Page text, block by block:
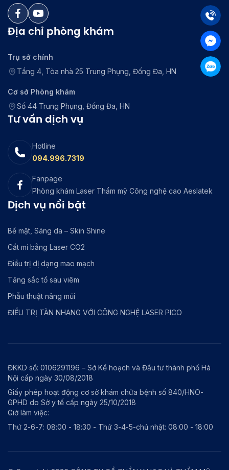
Địa chỉ phòng khám
Trụ sở chính
Tầng 4, Tòa nhà 25 Trung Phụng, Đống Đa, HN
Cơ sở Phòng khám
Số 44 Trung Phụng, Đống Đa, HN
Tư vấn dịch vụ
Hotline
094.996.7319
Fanpage
Phòng khám Laser Thẩm mỹ Công nghệ cao Aeslatek
Dịch vụ nổi bật
Bề mặt, Sáng da – Skin Shine
Cắt mí bằng Laser CO2
Điều trị dị dạng mao mạch
Tăng sắc tố sau viêm
Phẫu thuật nâng mũi
ĐIỀU TRỊ TÀN NHANG VỚI CÔNG NGHỆ LASER PICO
ĐKKD số: 0106291196 – Sở Kế hoạch và Đầu tư thành phố Hà
Nội cấp ngày 30/08/2018
Giấy phép hoạt động cơ sở khám chữa bệnh số 840/HNO-
GPHD do Sở y tế cấp ngày 25/10/2018
Giờ làm việc:
Thứ 2-6-7: 08:00 - 18:30 - Thứ 3-4-5-chủ nhật: 08:00 - 18:00